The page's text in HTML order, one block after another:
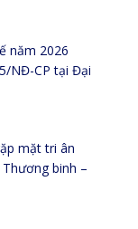
năm 2026
NĐ-CP tại Đại
mặt tri ân
binh –